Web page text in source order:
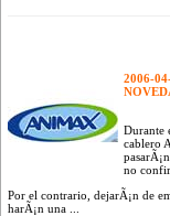
2006-
Durante
cablero
no
Por el contrario, dejarÃ¡n de
harÃ¡n una ...